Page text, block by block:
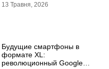
13 Травня, 2026
Будущие смартфоны в
формате XL:
революционный Google